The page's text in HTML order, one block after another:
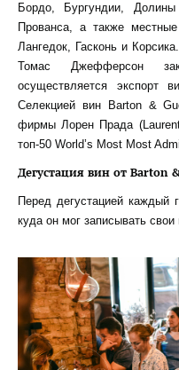
Бордо, Бургундии,
Прованса, а также
Лангедок, Гасконь и
Томас Джефферсон
осуществляется
Селекцией вин Barton &
фирмы Лорен Прада
топ-50 World’s Most Most
Дегустация вин от Barton
Перед дегустацией каждый
куда он мог записывать свои